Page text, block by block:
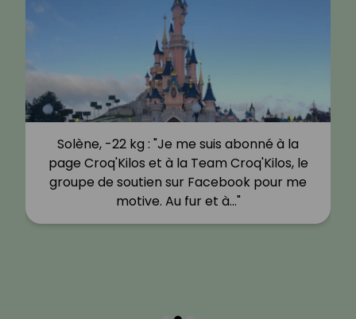
Solène, -22 kg : "Je me suis abonné à la
page Croq'Kilos et à la Team Croq'Kilos, le
groupe de soutien sur Facebook pour me
motive. Au fur et à…"